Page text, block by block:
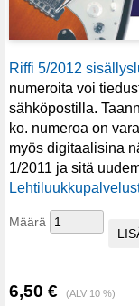
Riffi 5/2012
numeroita voi
sähköpostilla.
ko. numeroa on
myös digitaalisina
1/2011 ja sitä
Määrä
6,50 € (ALV 10 %)